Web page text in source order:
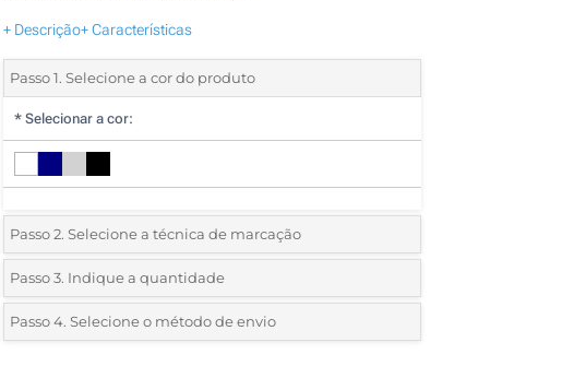
+ Descrição+ Características
Passo 1. Selecione a cor do produto
* Selecionar a cor:
Passo 2. Selecione a técnica de marcação
*Selecione o tipo de marcação e as cores do logotipo:
1 Cor (Num lado)
Passo 3. Indique a quantidade
*Quantidade mínima:15
Passo 4. Selecione o método de envio